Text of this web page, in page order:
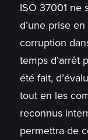
ISO 37001 ne
d’une prise
corruption
temps d’arrêt
été fait,
tout en les
reconnus
permettra de